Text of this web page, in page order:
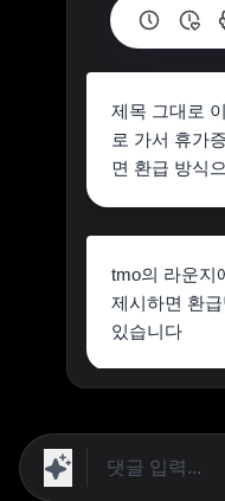
제목 그대로
로 가서 휴가
면 환급 방식
tmo의 라운지
제시하면 환
있습니다